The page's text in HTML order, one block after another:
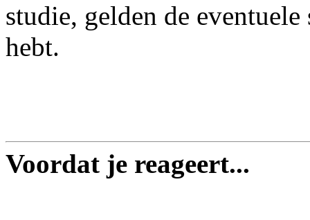
studie, gelden de
hebt.
Voordat je reageert...